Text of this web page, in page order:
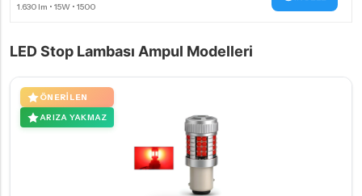
LED Stop Lambası Ampul Modelleri
ÖNERILEN
ARIZA YAKMAZ